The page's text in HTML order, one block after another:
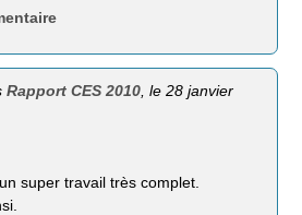
Rapport CES 2010, le 28 janvier
super travail très complet.